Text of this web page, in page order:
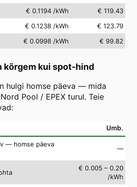
€ 0.1194 /kWh
€ 119.43
€ 0.1238 /kWh
€ 123.79
€ 0.0998 /kWh € 99.82
kõrgem kui spot-hind
hulgi homse päeva — mida
Pool / EPEX turul. Teie
Umb.
— homse päeva
—
€ 0.005 – 0.20
/kWh